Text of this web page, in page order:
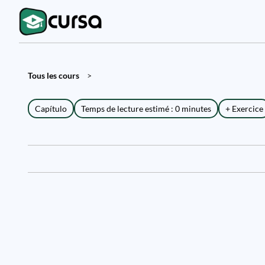
Tous les cours >
Capítulo Temps de lecture estimé : 0 minutes + Exercice